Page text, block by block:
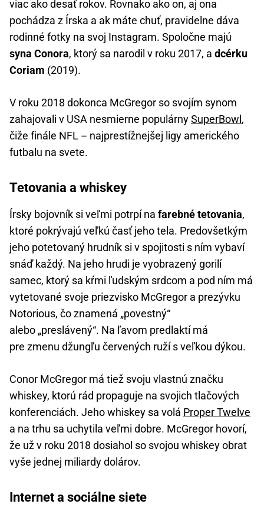
viac ako desať rokov. Rovnako ako on, aj ona
pochádza z Írska a ak máte chuť, pravidelne dáva
rodinné fotky na svoj Instagram. Spoločne majú
syna Conora, ktorý sa narodil v roku 2017, a dcérku
Coriam (2019).
V roku 2018 dokonca McGregor so svojím synom
zahajovali v USA nesmierne populárnySuperBowl ,
čiže finále NFL – najprestížnejšej ligy amerického
futbalu na svete.
Tetovania a whiskey
Írsky bojovník si veľmi potrpí na farebné tetovania,
ktoré pokrývajú veľkú časť jeho tela. Predovšetkým
jeho potetovaný hrudník si v spojitosti s ním vybaví
snáď každý. Na jeho hrudi je vyobrazený gorilí
samec, ktorý sa kŕmi ľudským srdcom a pod ním má
vytetované svoje priezvisko McGregor a prezývku
Notorious, čo znamená „povestný“
alebo „preslávený“. Na ľavom predlaktí má
pre zmenu džungľu červených ruží s veľkou dýkou.
Conor McGregor má tiež svoju vlastnú značku
whiskey, ktorú rád propaguje na svojich tlačových
konferenciách. Jeho whiskey sa volá Proper Twelve
a na trhu sa uchytila veľmi dobre. McGregor hovorí,
že už v roku 2018 dosiahol so svojou whiskey obrat
vyše jednej miliardy dolárov.
Internet a sociálne siete